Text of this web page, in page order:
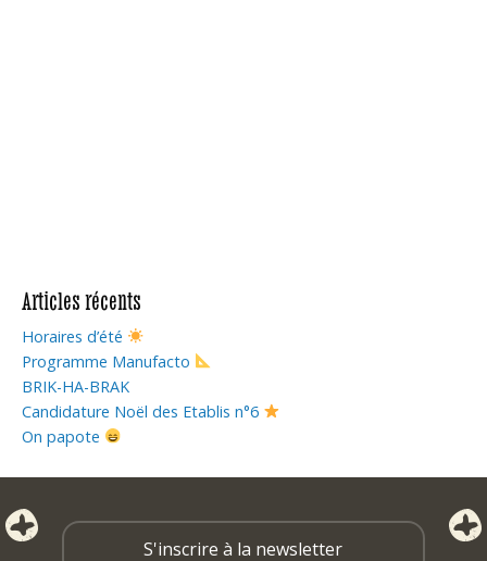
Articles récents
Horaires d’été
Programme Manufacto
BRIK-HA-BRAK
Candidature Noël des Etablis n°6
On papote
S'inscrire à la newsletter